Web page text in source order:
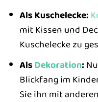
Als Kuschelecke:
mit Kissen und
Kuschelecke zu
AlsDekoration:
Blickfang im
Sie ihn mit